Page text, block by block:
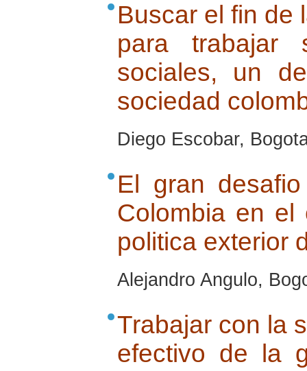
Buscar el fin de
para trabajar
sociales, un
sociedad
Diego Escobar,
El gran
Colombia en el
politica exterior
Alejandro Angulo,
Trabajar con la
efectivo de la